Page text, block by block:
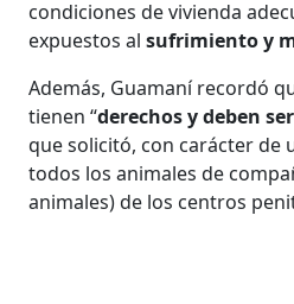
condiciones de vivienda
expuestos alsufrimiento y
Además, Guamaní recordó
tienen “derechos y deben
que solicitó, con carácter de
todos los animales de
animales) de los centros